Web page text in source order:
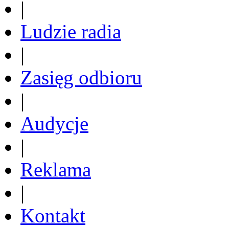
|
Ludzie radia
|
Zasięg odbioru
|
Audycje
|
Reklama
|
Kontakt